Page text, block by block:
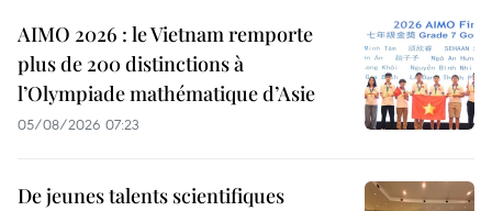
AIMO 2026 : le Vietnam remporte
plus de 200 distinctions à
l’Olympiade mathématique d’Asie
05/08/2026 07:23
De jeunes talents scientifiques